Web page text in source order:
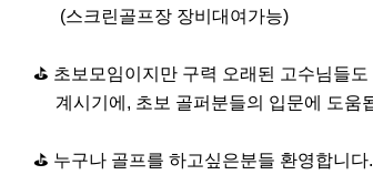
⛳ 초보모임이지만 구력 오래된 고수님들도
⛳ 누구나 골프를 하고싶은분들 환영합니다.